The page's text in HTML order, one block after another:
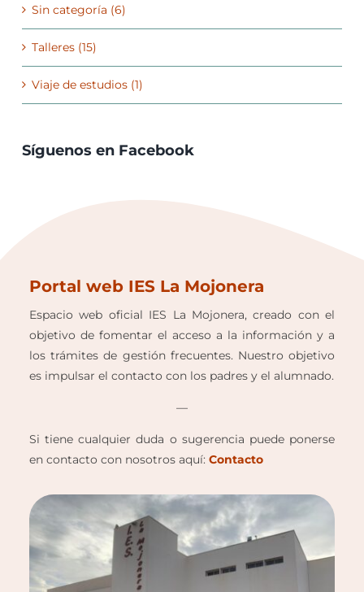
Sin categoría (6)
Talleres (15)
Viaje de estudios (1)
Síguenos en Facebook
Portal web IES La Mojonera
Espacio web oficial IES La Mojonera, creado con el
objetivo de fomentar el acceso a la información y a
los trámites de gestión frecuentes. Nuestro objetivo
es impulsar el contacto con los padres y el alumnado.
—
Si tiene cualquier duda o sugerencia puede ponerse
en contacto con nosotros aquí: Contacto